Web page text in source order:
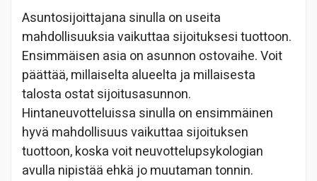
Asuntosijoittajana sinulla on useita
mahdollisuuksia vaikuttaa sijoituksesi tuottoon.
Ensimmäisen asia on asunnon ostovaihe. Voit
päättää, millaiselta alueelta ja millaisesta
talosta ostat sijoitusasunnon.
Hintaneuvotteluissa sinulla on ensimmäinen
hyvä mahdollisuus vaikuttaa sijoituksen
tuottoon, koska voit neuvottelupsykologian
avulla nipistää ehkä jo muutaman tonnin.